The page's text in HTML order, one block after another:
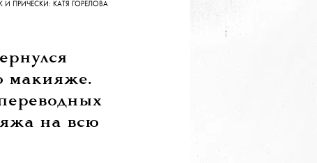
КАТЯ ГОРЕЛОВА
макияже.
на всю